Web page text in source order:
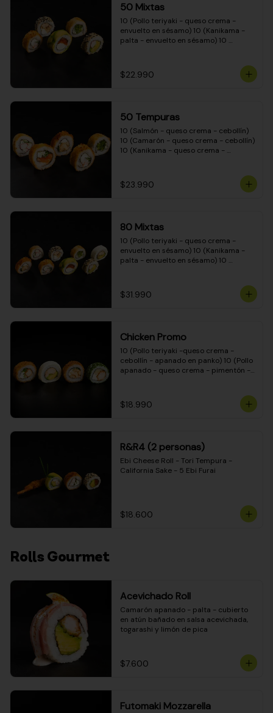
50 Mixtas
10 (Pollo teriyaki - queso crema -
envuelto en sésamo) 10 (Kanikama -
palta - envuelto en sésamo) 10
cebollín - envuelto en masa tempura)
10 (Pimentón - queso crema - cebollín
$22.990
50 Tempuras
10 (Salmón - queso crema - cebollín)
10 (Camarón - queso crema - cebollín)
10 (Kanikama - queso crema -
crema - cebollín)
$23.990
80 Mixtas
10 (Pollo teriyaki - queso crema -
envuelto en sésamo) 10 (Kanikama -
palta - envuelto en sésamo) 10
envuelto en queso crema) 10
(Camarón - queso crema - cebollín -
teriyaki - queso crema - cebollín -
envuelto en masa tempura) 10
(Pimentón - queso crema - cebollín -
envuelto en masa tempura)
$31.990
Chicken Promo
10 (Pollo teriyaki -queso crema -
cebollín - apanado en panko) 10 (Pollo
apanado - queso crema - pimentón -
ciboulette) 10 (Pollo teriyaki - palta -
envuelto en queso crema)
$18.990
R&R4 (2 personas)
Ebi Cheese Roll - Tori Tempura -
California Sake - 5 Ebi Furai
$18.600
Rolls Gourmet
Acevichado Roll
Camarón apanado - palta - cubierto
en atún bañado en salsa acevichada,
togarashi y limón de pica
$7.600
Futomaki Mozzarella